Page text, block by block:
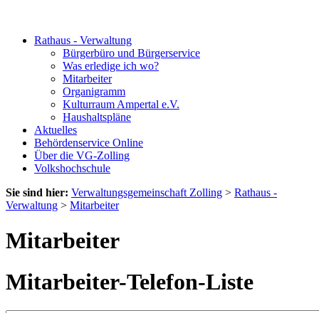
Rathaus - Verwaltung
Bürgerbüro und Bürgerservice
Was erledige ich wo?
Mitarbeiter
Organigramm
Kulturraum Ampertal e.V.
Haushaltspläne
Aktuelles
Behördenservice Online
Über die VG-Zolling
Volkshochschule
Sie sind hier: Verwaltungsgemeinschaft Zolling > Rathaus -
Verwaltung > Mitarbeiter
Mitarbeiter
Mitarbeiter-Telefon-Liste